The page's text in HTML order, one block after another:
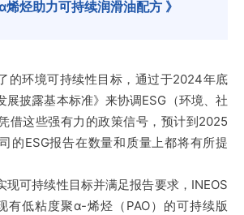
烯烃助力可持续润滑油配方 》
的环境可持续性目标，通过于2024年底
展披露基本标准》来协调ESG（环境、社
借这些强有力的政策信号，预计到2025
的ESG报告在数量和质量上都将有所提
现可持续性目标并满足报告要求，INEOS
有低粘度聚α-烯烃（PAO）的可持续版